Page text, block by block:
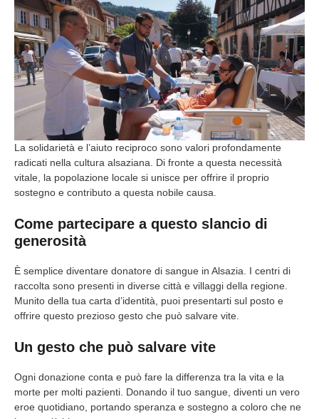
La solidarietà e l’aiuto reciproco sono valori profondamente
radicati nella cultura alsaziana. Di fronte a questa necessità
vitale, la popolazione locale si unisce per offrire il proprio
sostegno e contributo a questa nobile causa.
Come partecipare a questo slancio di
generosità
È semplice diventare donatore di sangue in Alsazia. I centri di
raccolta sono presenti in diverse città e villaggi della regione.
Munito della tua carta d’identità, puoi presentarti sul posto e
offrire questo prezioso gesto che può salvare vite.
Un gesto che può salvare vite
Ogni donazione conta e può fare la differenza tra la vita e la
morte per molti pazienti. Donando il tuo sangue, diventi un vero
eroe quotidiano, portando speranza e sostegno a coloro che ne